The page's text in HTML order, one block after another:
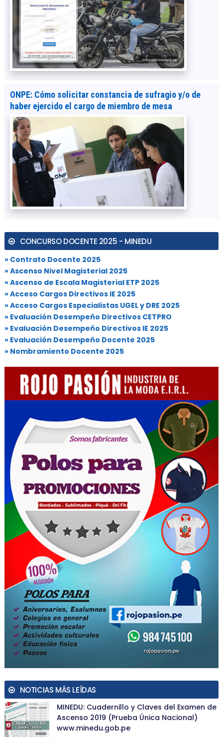
ONPE: Cómo solicitar constancia de sufragio y/o de
haber ejercido el cargo de miembro de mesa
CONCURSO DOCENTE 2025 - MINEDU
» Contrato Docente 2025
» Ascenso Nivel Magisterial 2025
» Ascenso de Escala Magisterial ETP 2025
» Acceso Cargos Directivos IE 2025
» Acceso Cargos Especialistas UGEL y DRE 2025
» Evaluación Desempeño Directivos CETPRO
» Evaluación Desempeño Directivos IE 2025
» Evaluación Desempeño Docente 2025
» Nombramiento Docente 2025
NOTICIAS MÁS LEÍDAS
MINEDU: Cuadernillo y Claves del Examen de
Ascenso 2019 (Prueba Única Nacional)
www.minedu.gob.pe